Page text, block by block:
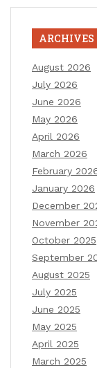
ARCHIVES
August 2026
July 2026
June 2026
May 2026
April 2026
March 2026
February
January 2026
December
November
October 2025
September
August 2025
July 2025
June 2025
May 2025
April 2025
March 2025